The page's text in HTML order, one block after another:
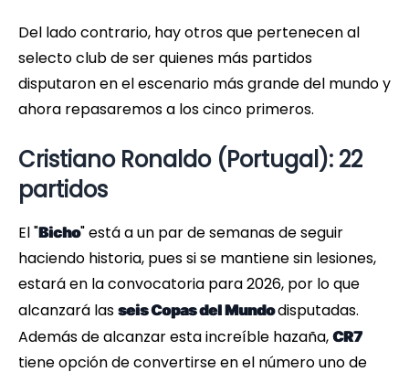
Del lado contrario, hay otros que pertenecen al
selecto club de ser quienes más partidos
disputaron en el escenario más grande del mundo y
ahora repasaremos a los cinco primeros.
Cristiano Ronaldo (Portugal): 22
partidos
El "Bicho" está a un par de semanas de seguir
haciendo historia, pues si se mantiene sin lesiones,
estará en la convocatoria para 2026, por lo que
alcanzará las seis Copas del Mundodisputadas.
Además de alcanzar esta increíble hazaña, CR7
tiene opción de convertirse en el número uno de